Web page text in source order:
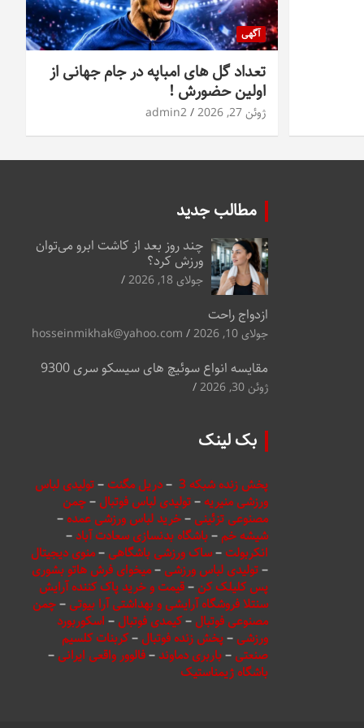
آگهی
تعداد گل های امباپه در جام جهانی از
اولین حضورش !
ژوئن 27, 2026 admin2
مطالب جدید
چند روز بعد از کاشت ابرو می‌توان
ورزش کرد؟
جولای 18, 2026
ازدواج راحت
جولای 10, 2026 hosseinmikhak@yahoo.com
مقایسه انواع سوئیچ های سیسکو سری 9300
ژوئن 30, 2026
بک لینک
پخش زنده شبکه 3 –دریل مگنت–تولیدی لباس
ورزشی منیریه–تولیدی لباس فوتبال –چمن
مصنوعی تزئینی –خرید لباس ورزشی عمده–
شیشه خم–باشگاه بدنسازی سعادت آباد –
انکربولت–ساک ورزشی باشگاهی –منوی دیجیتال
–تولیدی لباس ورزشی –میخوای فرش هاتو بشوری
پس کلیلک کن –قیمت و خرید پاک کننده آرایش
سنتلا فروشگاه آرایشی و بهداشتی آرا بیوتی –چمن
مصنوعی فوتبال –کیمدی فوتبال – اسکوربورد
ورزشی –پخش زنده فوتبال –کربنات کلسیم
صنعتی –باربری دماوند–فالوور واقعی ایرانی –
باشگاه ژیمناستیک